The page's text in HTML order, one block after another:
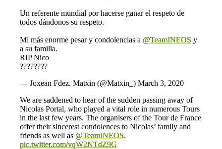
Un referente mundial por hacerse ganar el respeto de
todos dándonos su respeto.
Mi más enorme pesar y condolencias a @TeamINEOS y
a su familia.
RIP Nico
????????
— Joxean Fdez. Matxin (@Matxin_) March 3, 2020
We are saddened to hear of the sudden passing away of
Nicolas Portal, who played a vital role in numerous Tours
in the last few years. The organisers of the Tour de France
offer their sincerest condolences to Nicolas’ family and
friends as well as @TeamINEOS.
pic.twitter.com/vqW2NTdZ9G